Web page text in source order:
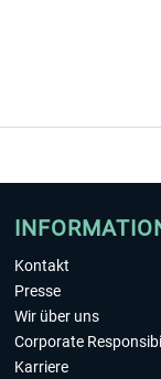
Kontakt
Presse
Wir über uns
Corporate
Karriere